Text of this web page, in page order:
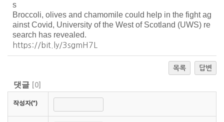
s
Broccoli, olives and chamomile could help in the fight ag
ainst Covid, University of the West of Scotland (UWS) re
search has revealed.
https://bit.ly/3sgmH7L
목록 답변
댓글 0
작성자(*)